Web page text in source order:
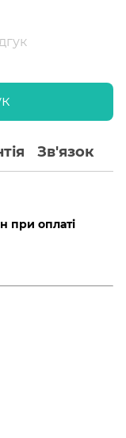
Зв'язок
при оплаті